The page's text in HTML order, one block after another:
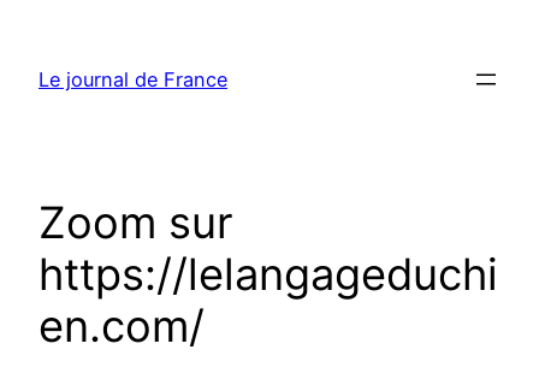
contenu
Le journal de France
Zoom sur
https://lelangageduchi
en.com/